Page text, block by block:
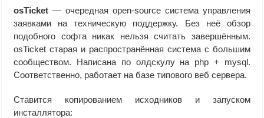
osTicket — очередная open-source система управления
заявками на техническую поддержку. Без неё обзор
подобного софта никак нельзя считать завершённым.
osTicket старая и распространённая система с большим
сообществом. Написана по олдскулу на php + mysql.
Соответственно, работает на базе типового веб сервера.
Ставится копированием исходников и запуском
инсталлятора: